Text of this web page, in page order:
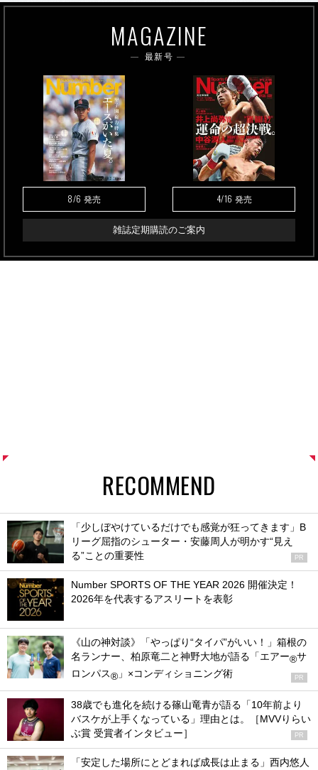
MAGAZINE
最新号
8/6 発売 4/16 発売
雑誌定期購読のご案内
RECOMMEND
「少しぼやけているだけでも感覚が狂ってきます」B
リーグ屈指のシューター・安藤周人が明かす“見え
る”ことの重要性
PR
Number SPORTS OF THE YEAR 2026 開催決定！
2026年を代表するアスリートを表彰
《山の神対談》「やっぱり“タイパ”がいい！」箱根の
名ランナー、柏原竜二と神野大地が語る「エアー®サ
ロンパス® 」×コンディショニング術 PR
38歳でも進化を続ける篠山竜青が語る「10年前より
バスケが上手くなっている」理由とは。［MVVりらい
ぶ賞 受賞者インタビュー］
PR
「安定した場所にとどまれば成長は止まる」西内悠人